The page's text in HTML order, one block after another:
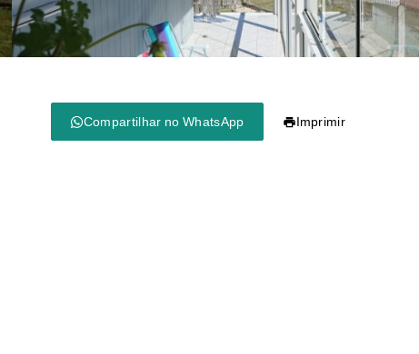
Compartilhar no WhatsApp Imprimir